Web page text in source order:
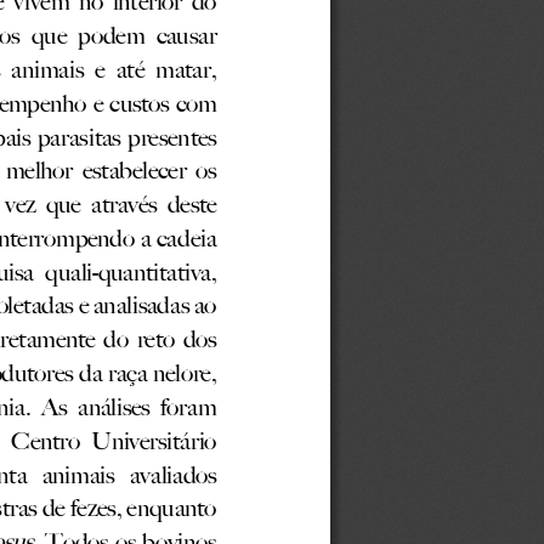
que podem causar
animais e até matar,
ecustos com
parasitas presentes
melhor estabelecer os
vez que através deste
a cadeia
quali-quantitativa
eanalisadasao
do reto dos
da raça nelore,
As análises foram
Centro Universitário
animais avaliados
defezes, enquanto